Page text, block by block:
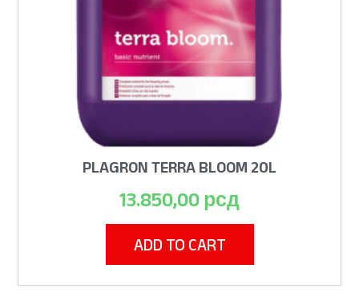
PLAGRON TERRA BLOOM 20L
13.850,00 рсд
ADD TO CART